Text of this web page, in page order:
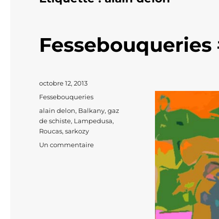
Fessebouqueries
Publié
octobre 12, 2013
Catégories
Fessebouqueries
Étiquettes
alain delon, Balkany,gaz
de schiste, Lampedusa,
Roucas,sarkozy
Un commentairesur